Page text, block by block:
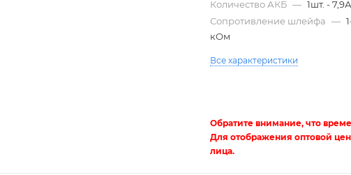
Количество АКБ — 1шт. -
Сопротивление шлейфа —
кОм
Все характеристики
Обратите внимание, что
Для отображения оптовой
лица.